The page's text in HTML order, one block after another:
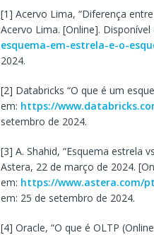
[1] Acervo Lima, “Diferença
Acervo Lima. [Online]. Disponível
esquema-em-estrela-e-o-
2024.
[2] Databricks “O que é um
em: https://
setembro de 2024.
[3] A. Shahid, “Esquema estrela
Astera, 22 de março de 2024.
em: https://www.astera.com/
em: 25 de setembro de 2024.
[4] Oracle, “O que é OLTP